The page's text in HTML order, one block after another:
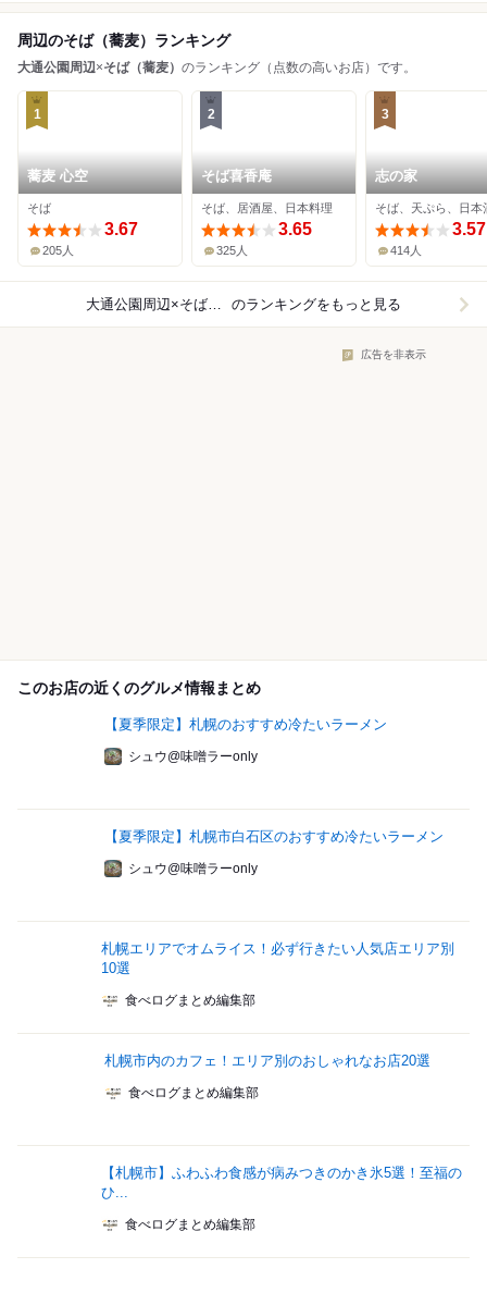
周辺のそば（蕎麦）ランキング
大通公園周辺×そば（蕎麦） のランキング（点数の高いお店）です。
1
蕎麦 心空
そば
3.67
205人
2
そば喜香庵
そば、居酒屋、日本料理
3.65
325人
3
志の家
そば、天ぷら、日本
3.57
414人
大通公園周辺×そば（蕎麦） のランキングをもっと見る
広告を非表示
このお店の近くのグルメ情報まとめ
【夏季限定】札幌のおすすめ冷たいラーメン
シュウ@味噌ラーonly
【夏季限定】札幌市白石区のおすすめ冷たいラーメン
シュウ@味噌ラーonly
札幌エリアでオムライス！必ず行きたい人気店エリア別
10選
食べログまとめ編集部
札幌市内のカフェ！エリア別のおしゃれなお店20選
食べログまとめ編集部
【札幌市】ふわふわ食感が病みつきのかき氷5選！至福の
ひ...
食べログまとめ編集部